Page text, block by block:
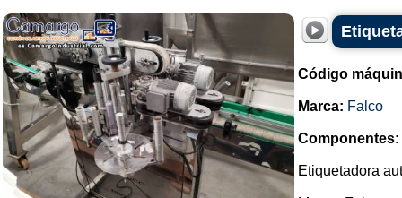
Código
Marca: Falco
Componentes:
Etiquetadora